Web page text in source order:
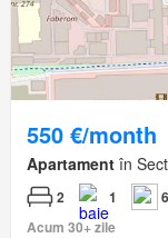
550 €/month
Apartament în
2 1
Acum 30+ zile